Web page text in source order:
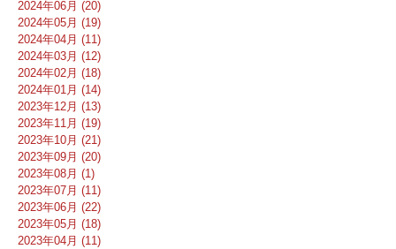
2024年06月 (20)
2024年05月 (19)
2024年04月 (11)
2024年03月 (12)
2024年02月 (18)
2024年01月 (14)
2023年12月 (13)
2023年11月 (19)
2023年10月 (21)
2023年09月 (20)
2023年08月 (1)
2023年07月 (11)
2023年06月 (22)
2023年05月 (18)
2023年04月 (11)